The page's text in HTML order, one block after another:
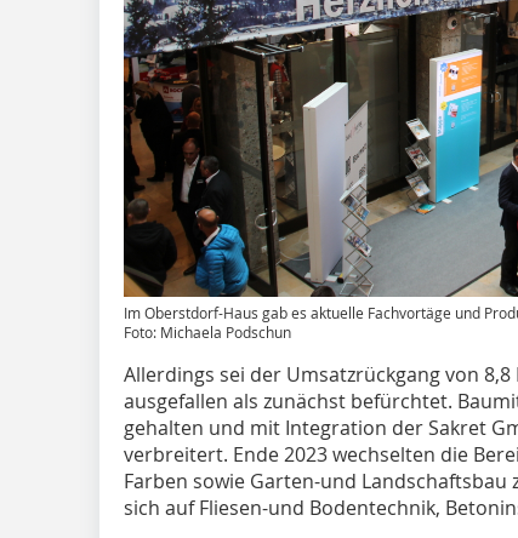
Im Oberstdorf-Haus gab es aktuelle Fachvortäge und
Foto: Michaela Podschun
Allerdings sei der Umsatzrückgang von
ausgefallen als zunächst befürchtet.
gehalten und mit Integration der Sakret
verbreitert. Ende 2023 wechselten die
Farben sowie Garten-und
sich auf Fliesen-und Bodentechnik,